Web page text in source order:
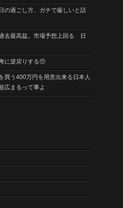
の過ごし方、ガチで厳しいと話
去最高益。市場予想上回る 日
に逆戻りする🥺
買う400万円を用意出来る日本人
広まるって事よ